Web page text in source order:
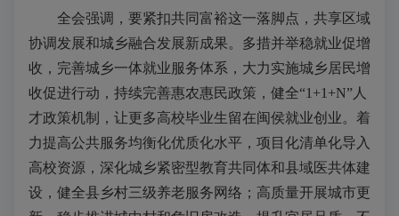
全会强调，要紧扣共同富裕这一落脚点，共享区域
协调发展和城乡融合发展新成果。多措并举稳就业促增
收，完善城乡一体就业服务体系，大力实施城乡居民增
收促进行动，持续完善惠农惠民政策，健全“1+1+N”人
才政策机制，让更多高校毕业生留在闽侯就业创业。着
力提高公共服务均衡化优质化水平，项目化清单化导入
高校资源，深化城乡紧密型教育共同体和县域医共体建
设，健全县乡村三级养老服务网络；高质量开展城市更